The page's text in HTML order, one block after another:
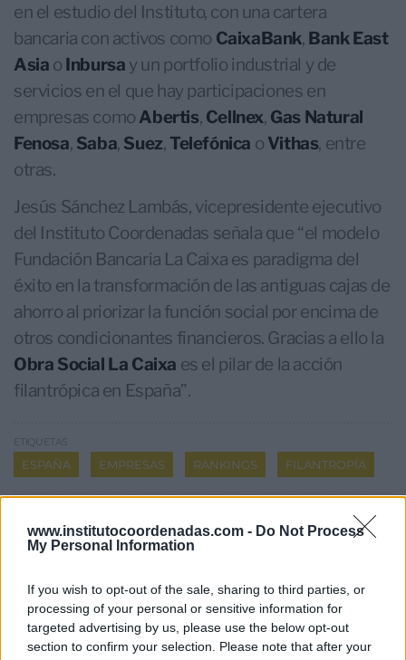
www.institutocoordenadas.com - Do Not Process
My Personal Information
If you wish to opt-out of the sale, sharing to third parties, or
processing of your personal or sensitive information for
targeted advertising by us, please use the below opt-out
section to confirm your selection. Please note that after your
en el estudio del Instituto, con una cartera
bancaria con activos como CaixaBank, Bank East
Asia o Inbursa y un portfolio industrial y de
servicios en el que hay participaciones en
empresas como Abertis, Cellnex, Gas Natural
Fenosa, Saba, Suez,Telefónica o Vithas, entre
otras.
Jesús Sánchez Lambás, vicepresidente ejecutivo
del Instituto Coordenadas señala que “el modelo
Fundación Bancaria La Caixa es paradigma del
éxito en la transformación de las antiguas cajas de
ahorro al priorizar la función social por encima de
otros condicionantes financieros. Gracias a ello la
Obra Social La Caixa es el pilar de la acción
filantrópica en España”.
ESPAÑA EMPRESAS RANKINGS FILANTROPÍA